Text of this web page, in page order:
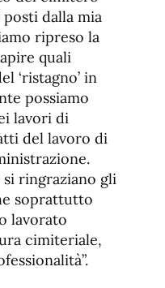
dalla mia
ripreso la
quali
‘ristagno’ in
possiamo
lavori di
del lavoro di
si ringraziano gli
soprattutto
lavorato
cimiteriale,